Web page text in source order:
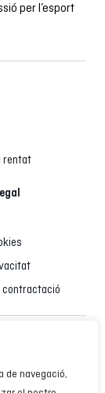
de navegació,
per l’esport
rentat
contractació